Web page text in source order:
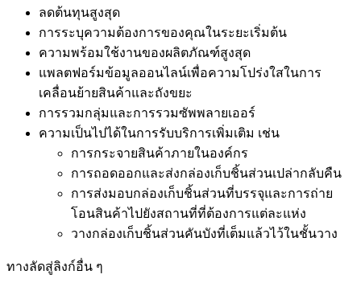
ลดต้นทุนสูงสุด
การระบุความต้องการของคุณในระยะเริ่มต้น
ความพร้อมใช้งานของผลิตภัณฑ์สูงสุด
แพลตฟอร์มข้อมูลออนไลน์เพื่อความโปร่งใสในการ
เคลื่อนย้ายสินค้าและถังขยะ
การรวมกลุ่มและการรวมซัพพลายเออร์
ความเป็นไปได้ในการรับบริการเพิ่มเติม เช่น
การกระจายสินค้าภายในองค์กร
การถอดออกและส่งกล่องเก็บชิ้นส่วนเปล่ากลับคืน
การส่งมอบกล่องเก็บชิ้นส่วนที่บรรจุและการถ่าย
โอนสินค้าไปยังสถานที่ที่ต้องการแต่ละแห่ง
วางกล่องเก็บชิ้นส่วนคันบังที่เต็มแล้วไว้ในชั้นวาง
ทางลัดสู่ลิงก์อื่น ๆ